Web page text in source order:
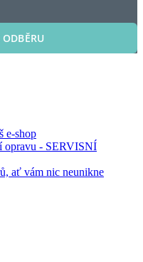
e-shop
opravu - SERVISNÍ
ať vám nic neunikne